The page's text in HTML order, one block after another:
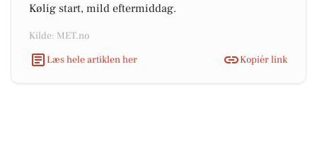
Kølig start, mild eftermiddag.
Kilde: MET.no
Læs hele artiklen her
Kopiér link